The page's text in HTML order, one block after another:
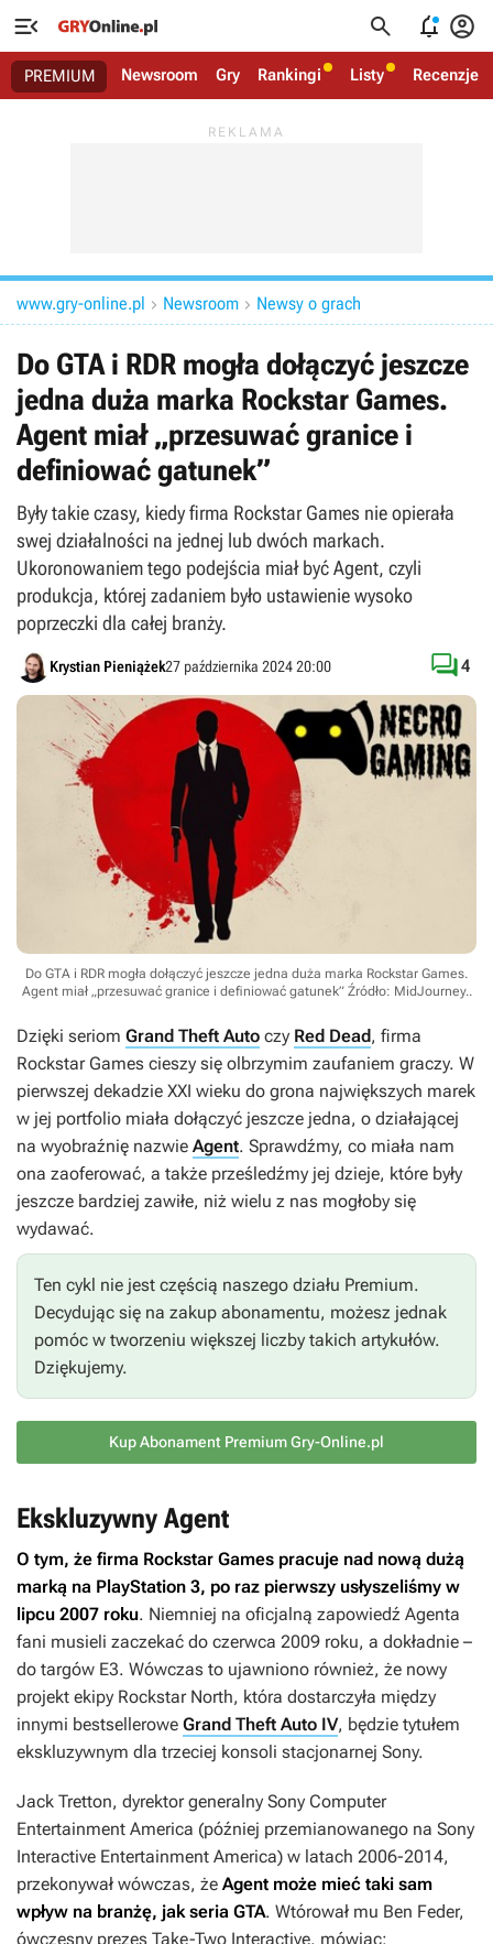
   
PREMIUM Newsroom Gry Rankingi Listy Recenzje
www.gry-online.pl  Newsroom  Newsy o grach
Do GTA i RDR mogła dołączyć jeszcze
jedna duża marka Rockstar Games.
Agent miał „przesuwać granice i
definiować gatunek”
Były takie czasy, kiedy firma Rockstar Games nie opierała
swej działalności na jednej lub dwóch markach.
Ukoronowaniem tego podejścia miał być Agent, czyli
produkcja, której zadaniem było ustawienie wysoko
poprzeczki dla całej branży.
Krystian Pieniążek27 października 2024 20:00 4
Do GTA i RDR mogła dołączyć jeszcze jedna duża marka Rockstar Games.
Agent miał „przesuwać granice i definiować gatunek” Źródło: MidJourney..
Dzięki seriom Grand Theft Auto czy Red Dead, firma
Rockstar Games cieszy się olbrzymim zaufaniem graczy. W
pierwszej dekadzie XXI wieku do grona największych marek
w jej portfolio miała dołączyć jeszcze jedna, o działającej
na wyobraźnię nazwie Agent. Sprawdźmy, co miała nam
ona zaoferować, a także prześledźmy jej dzieje, które były
jeszcze bardziej zawiłe, niż wielu z nas mogłoby się
wydawać.
Ten cykl nie jest częścią naszego działu Premium.
Decydując się na zakup abonamentu, możesz jednak
pomóc w tworzeniu większej liczby takich artykułów.
Dziękujemy.
Kup Abonament Premium Gry-Online.pl
Ekskluzywny Agent
O tym, że firma Rockstar Games pracuje nad nową dużą
marką na PlayStation 3, po raz pierwszy usłyszeliśmy w
lipcu 2007 roku. Niemniej na oficjalną zapowiedź Agenta
fani musieli zaczekać do czerwca 2009 roku, a dokładnie –
do targów E3. Wówczas to ujawniono również, że nowy
projekt ekipy Rockstar North, która dostarczyła między
innymi bestsellerowe Grand Theft Auto IV, będzie tytułem
ekskluzywnym dla trzeciej konsoli stacjonarnej Sony.
Jack Tretton, dyrektor generalny Sony Computer
Entertainment America (później przemianowanego na Sony
Interactive Entertainment America) w latach 2006-2014,
przekonywał wówczas, że Agent może mieć taki sam
wpływ na branżę, jak seria GTA. Wtórował mu Ben Feder,
ówczesny prezes Take-Two Interactive, mówiąc: